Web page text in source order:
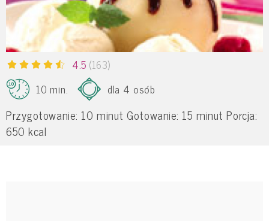
4.5 (163)
10 min.
dla 4 osób
Przygotowanie: 10 minut Gotowanie: 15 minut Porcja:
650 kcal